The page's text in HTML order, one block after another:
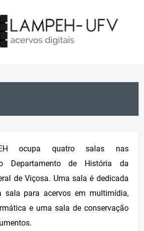
ocupa quatro salas nas
Departamento de História da
de Viçosa. Uma sala é dedicada
sala para acervos em multimídia,
e uma sala de conservação